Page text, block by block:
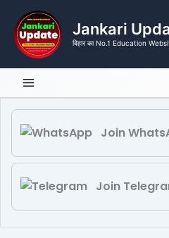
content
Jankari
बिहार का No.1 Education
Join
Join